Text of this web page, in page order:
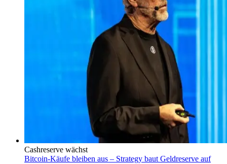
Cashreserve wächst
Bitcoin-Käufe bleiben aus – Strategy baut Geldreserve auf